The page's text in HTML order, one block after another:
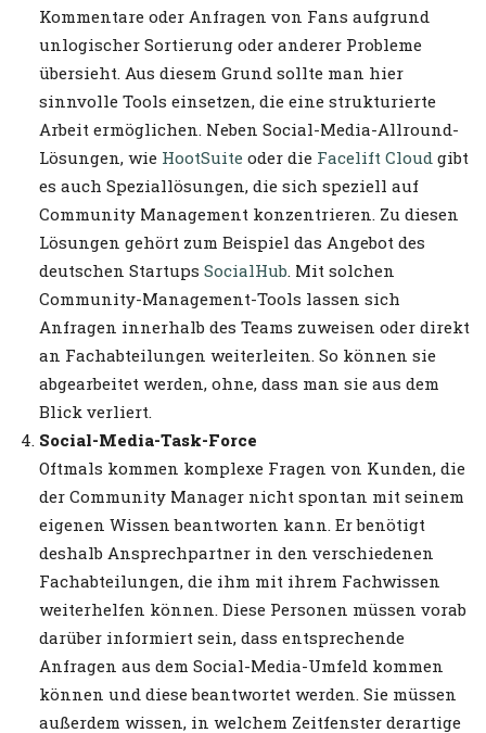
Kommentare oder Anfragen von Fans aufgrund
unlogischer Sortierung oder anderer Probleme
übersieht. Aus diesem Grund sollte man hier
sinnvolle Tools einsetzen, die eine strukturierte
Arbeit ermöglichen. Neben Social-Media-Allround-
Lösungen, wie HootSuite oder die Facelift Cloud gibt
es auch Speziallösungen, die sich speziell auf
Community Management konzentrieren. Zu diesen
Lösungen gehört zum Beispiel das Angebot des
deutschen Startups SocialHub. Mit solchen
Community-Management-Tools lassen sich
Anfragen innerhalb des Teams zuweisen oder direkt
an Fachabteilungen weiterleiten. So können sie
abgearbeitet werden, ohne, dass man sie aus dem
Blick verliert.
Social-Media-Task-Force
Oftmals kommen komplexe Fragen von Kunden, die
der Community Manager nicht spontan mit seinem
eigenen Wissen beantworten kann. Er benötigt
deshalb Ansprechpartner in den verschiedenen
Fachabteilungen, die ihm mit ihrem Fachwissen
weiterhelfen können. Diese Personen müssen vorab
darüber informiert sein, dass entsprechende
Anfragen aus dem Social-Media-Umfeld kommen
können und diese beantwortet werden. Sie müssen
außerdem wissen, in welchem Zeitfenster derartige